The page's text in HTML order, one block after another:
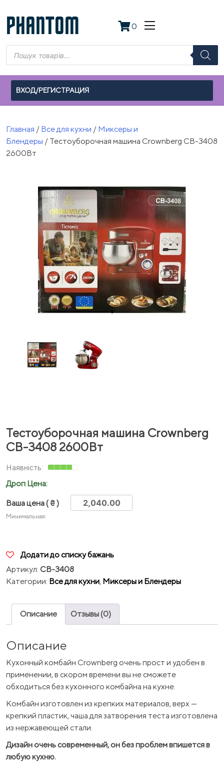
to
content
PHANTOM 0
Поиск
товаров
ВХОД/РЕГИСТРАЦИЯ
Главная / Все для кухни / Миксеры и
Блендеры / Тестоуборочная машина Crownberg CB-3408
2600Вт
Тестоуборочная машина Crownberg
CB-3408 2600Вт
Дроп Цена:
Ваша цена( ₴ )
Минимальная:
Додати до списку бажань
Артикул: CB-3408
Категории: Все для кухни, Миксеры и Блендеры
Описание Отзывы (0)
Описание
Кухонный комбайн Crownberg очень прост и удобен в
применении, в скором времени вы не сможете
обходиться без кухонного комбайна на кухне.
Комбайн изготовлен из крепких материалов, верх —
крепкий пластик, чаша для затворения теста изготовлена
​​из нержавеющей стали.
Дизайн очень современный, он без проблем впишется в
любую кухню.